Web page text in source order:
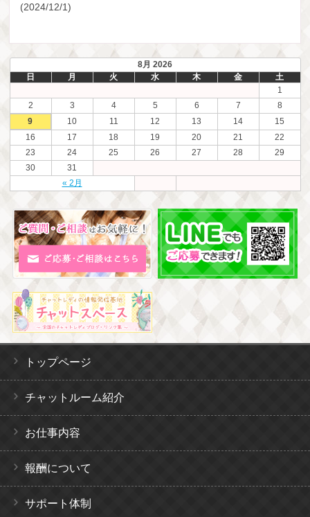
(2024/12/1)
8月 2026
日
月 火 水 木 金 土
« 2月
1
2
3 4 5 6 7
8
9
10 11 12 13 14
15
16
17 18 19 20 21
22
23
24 25 26 27 28
29
30
31
トップページ
チャットルーム紹介
お仕事内容
報酬について
サポート体制